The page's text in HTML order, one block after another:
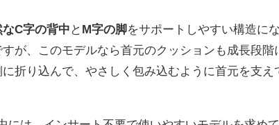
なC字の背中 と M字の脚をサポートしやすい構造にな
が、このモデルなら首元のクッションも成長段階
折り込んで、やさしく包み込むように首元を支え